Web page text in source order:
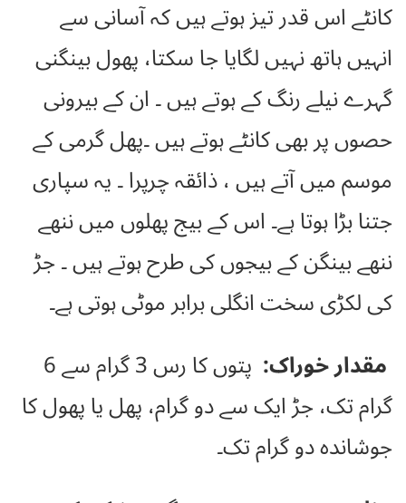
کانٹے اس قدر تیز ہوتے ہیں کہ آسانی سے
انہیں ہاتھ نہیں لگایا جا سکتا، پھول بینگنی
گہرے نیلے رنگ کے ہوتے ہیں ۔ ان کے بیرونی
حصوں پر بھی کانٹے ہوتے ہیں ۔پھل گرمی کے
موسم میں آتے ہیں ، ذائقہ چرپرا ۔ یہ سپاری
جتنا بڑا ہوتا ہے۔ اس کے بیج پھلوں میں ننھے
ننھے بینگن کے بیجوں کی طرح ہوتے ہیں ۔ جڑ
کی لکڑی سخت انگلی برابر موٹی ہوتی ہے۔
مقدار خوراک:
پتوں کا رس 3 گرام سے 6
گرام تک، جڑ ایک سے دو گرام، پھل یا پھول کا
جوشاندہ دو گرام تک۔